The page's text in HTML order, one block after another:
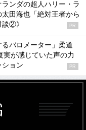
ンダの超人ハリー・ラ
田海也「絶対王者から
談②》
PR
るバロメーター」柔道
実が感じていた声の力
ション
PR